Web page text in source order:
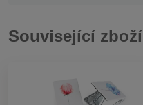
Související zboží